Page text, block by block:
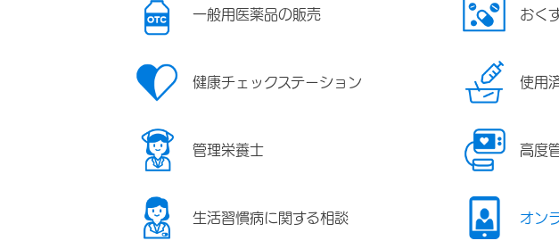
一般用医薬品の販売 おく
健康チェックステーション 使用
管理栄養士 高度
生活習慣病に関する相談 オン